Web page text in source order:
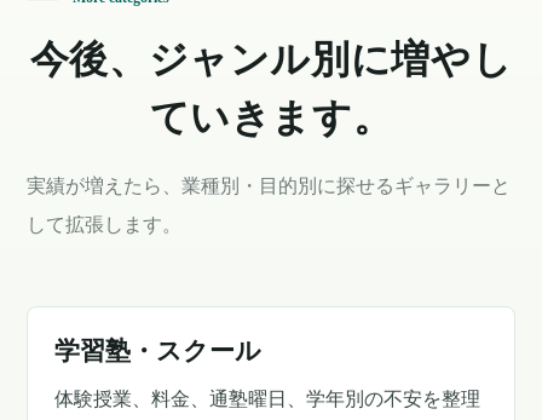
今後、ジャンル別に増やし
ていきます。
実績が増えたら、業種別・目的別に探せるギャラリーと
して拡張します。
学習塾・スクール
体験授業、料金、通塾曜日、学年別の不安を整理